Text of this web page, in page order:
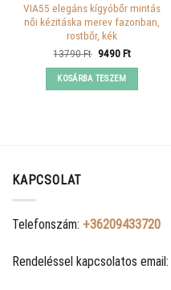
VIA55 elegáns kígyóbőr mintás
női kézitáska merev fazonban,
rostbőr, kék
13790Ft Original
was:
13790 Ft.
9490FtCurrent
KOSÁRBA TESZEM
KAPCSOLAT
Telefonszám: +36209433720
Rendeléssel kapcsolatos email: